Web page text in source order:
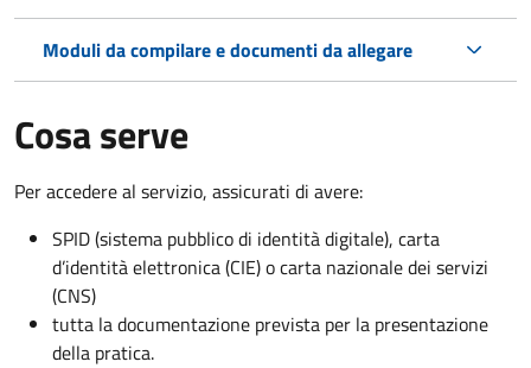
Moduli da compilare e documenti da allegare
Cosa serve
Per accedere al servizio, assicurati di avere:
SPID (sistema pubblico di identità digitale), carta
d’identità elettronica (CIE) o carta nazionale dei servizi
(CNS)
tutta la documentazione prevista per la presentazione
della pratica.